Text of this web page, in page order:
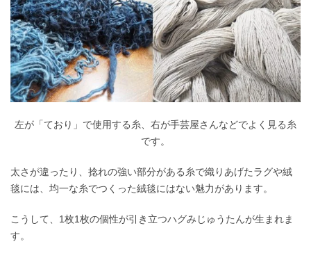
左が「ており」で使用する糸、右が手芸屋さんなどでよく見る糸
です。
太さが違ったり、捻れの強い部分がある糸で織りあげたラグや絨
毯には、均一な糸でつくった絨毯にはない魅力があります。
こうして、1枚1枚の個性が引き立つハグみじゅうたんが生まれま
す。